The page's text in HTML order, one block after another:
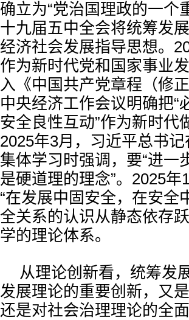
确立为“党治国理政的一个
十九届五中全会将统筹发
经济社会发展指导思想。
作为新时代党和国家事业
入《中国共产党章程（修
中央经济工作会议明确把“
安全良性互动”作为新时代
2025年3月，习近平总书
集体学习时强调，要“进一
是硬道理的理念”。2025
“在发展中固安全，在安全
全关系的认识从静态依存
学的理论体系。
从理论创新看，统筹发
发展理论的重要创新，又
还是对社会治理理论的全